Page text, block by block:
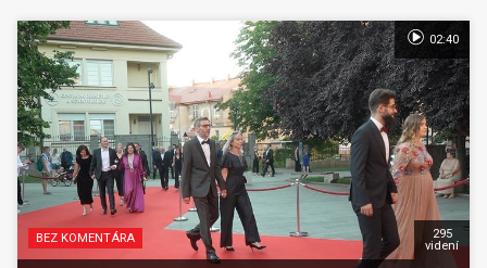
BEZ KOMENTÁRA
295
videní
02:40